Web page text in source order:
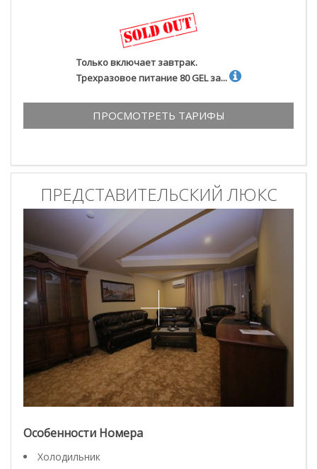
Только включает завтрак.
Трехразовое питание 80 GEL за...
ПРОСМОТРЕТЬ ТАРИФЫ
ПРЕДСТАВИТЕЛЬСКИЙ ЛЮКС
Особенности Номера
Холодильник